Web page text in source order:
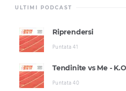
ULTIMI PODCAST
Riprendersi
Puntata 41
Tendinite vs Me -
Puntata 40